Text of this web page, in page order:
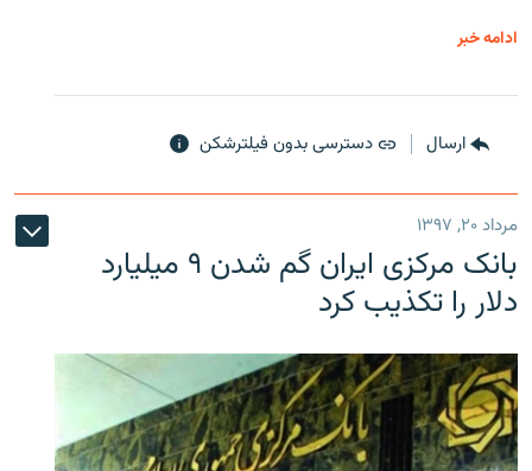
ادامه خبر
ارسال دسترسی بدون فیلترشکن
مرداد ۲۰, ۱۳۹۷
بانک مرکزی ایران گم شدن ۹ میلیارد
دلار را تکذیب کرد